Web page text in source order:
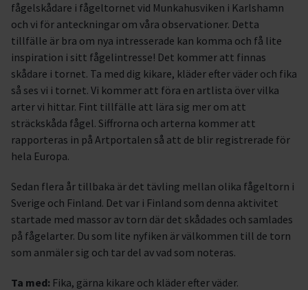
fågelskådare i fågeltornet vid Munkahusviken i Karlshamn
och vi för anteckningar om våra observationer. Detta
tillfälle är bra om nya intresserade kan komma och få lite
inspiration i sitt fågelintresse! Det kommer att finnas
skådare i tornet. Ta med dig kikare, kläder efter väder och fika
så ses vi i tornet. Vi kommer att föra en artlista över vilka
arter vi hittar. Fint tillfälle att lära sig mer om att
sträckskåda fågel. Siffrorna och arterna kommer att
rapporteras in på Artportalen så att de blir registrerade för
hela Europa.
Sedan flera år tillbaka är det tävling mellan olika fågeltorn i
Sverige och Finland. Det var i Finland som denna aktivitet
startade med massor av torn där det skådades och samlades
på fågelarter. Du som lite nyfiken är välkommen till de torn
som anmäler sig och tar del av vad som noteras.
Ta med: Fika, gärna kikare och kläder efter väder.